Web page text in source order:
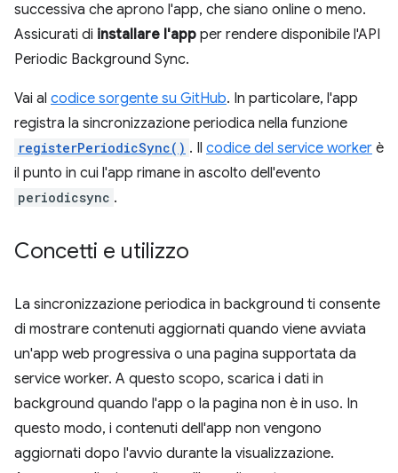
successiva che aprono l'app, che siano online o meno.
Assicurati di installare l'app per rendere disponibile l'API
Periodic Background Sync.
Vai al codice sorgente su GitHub. In particolare, l'app
registra la sincronizzazione periodica nella funzione
registerPeriodicSync() . Il codice del service worker è
il punto in cui l'app rimane in ascolto dell'evento
periodicsync .
Concetti e utilizzo
La sincronizzazione periodica in background ti consente
di mostrare contenuti aggiornati quando viene avviata
un'app web progressiva o una pagina supportata da
service worker. A questo scopo, scarica i dati in
background quando l'app o la pagina non è in uso. In
questo modo, i contenuti dell'app non vengono
aggiornati dopo l'avvio durante la visualizzazione.